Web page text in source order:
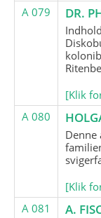
A 079
DR.
[Klik
A 080
[Klik
A 081
A.